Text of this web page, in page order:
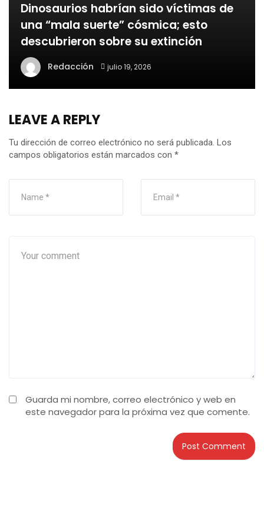
Dinosaurios habrían sido víctimas de
una “mala suerte” cósmica; esto
descubrieron sobre su extinción
Redacción julio 19, 2026
LEAVE A REPLY
Tu dirección de correo electrónico no será publicada. Los
campos obligatorios están marcados con *
Guarda mi nombre, correo electrónico y web en
este navegador para la próxima vez que comente.